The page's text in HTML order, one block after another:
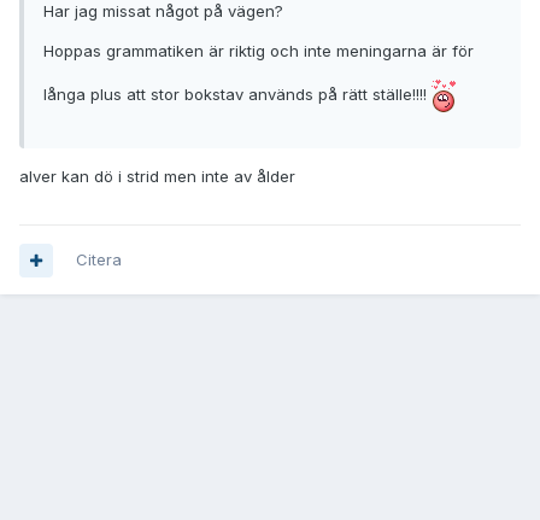
Har jag missat något på vägen?
Hoppas grammatiken är riktig och inte meningarna är för
långa plus att stor bokstav används på rätt ställe!!!!
alver kan dö i strid men inte av ålder
Citera